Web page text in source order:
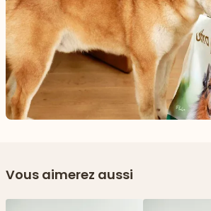
Vous aimerez aussi